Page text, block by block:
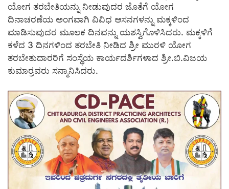
ಯೋಗ ತರಬೇತಿಯನ್ನು ನೀಡುವುದರ ಜೊತೆಗೆ ಯೋಗ
ದಿನಾಚರಣೆಯ ಅಂಗವಾಗಿ ವಿವಿಧ ಆಸನಗಳನ್ನು ಮಕ್ಕಳಿಂದ
ಮಾಡಿಸುವುದರ ಮೂಲಕ ದಿನವನ್ನು ಯಶಸ್ವಿಗೊಳಿಸಿದರು. ಮಕ್ಕಳಿಗೆ
ಕಳೆದ 3 ದಿನಗಳಿಂದ ತರಬೇತಿ ನೀಡಿದ ಶ್ರೀ ಮುರಳಿ ಯೋಗ
ತರಬೇತುದಾರರಿಗೆ ಸಂಸ್ಥೆಯ ಕಾರ್ಯದರ್ಶಿಗಳಾದ ಶ್ರೀ.ಬಿ.ವಿಜಯ
ಕುಮಾರ್‍ರವರು ಸನ್ಮಾನಿಸಿದರು.